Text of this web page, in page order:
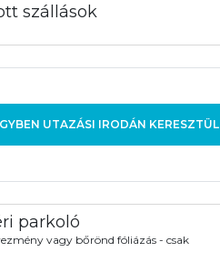
szállások
UTAZÁSI IRODÁN KERESZTÜL
parkoló
vagy bőrönd fóliázás - csak